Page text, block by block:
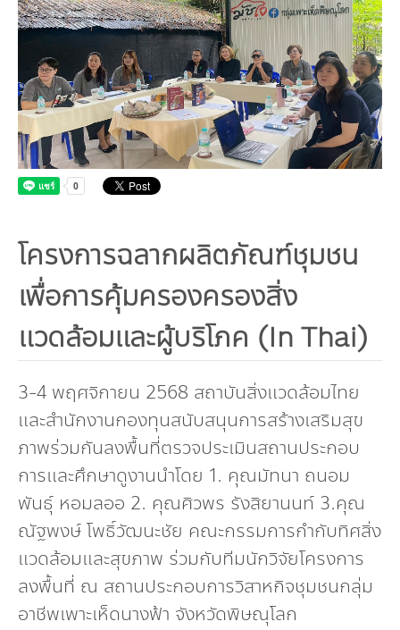
Executive Board of Directors
Management Team
Staff
Our Way
Annual Report | Statements Report
Green Office
Awards and Honors
Funds
Dr. Dhira Phanthumavanich Fund
Global Warming and Health Fund
Industrial Pollution
Livable City/Community
Municipal waste-Food Waste
Plastic Waste
PM2.5 Pollution
Sustainable Consumption and Production
Green Label
Eco-labels
Environmental Friendly Services
Green Procurement
Natural Resources
Land Resources
Marine and Coastal Resources
Climate Change
Climate Mitigation
Environmental Capacity Development
Environmental Study
Environmental Policy and Plan
TBCSD
Infographic | Poster
Video Clip
Publications
Our Activities
Environment News
GET INVOLVED
Jobs
Internships
CONTACT US
โครงการฉลากผลิตภัณฑ์ชุมชน
เพื่อการคุ้มครองครองสิ่ง
แวดล้อมและผู้บริโภค (In Thai)
3-4 พฤศจิกายน 2568 สถาบันสิ่งแวดล้อมไทย
และสำนักงานกองทุนสนับสนุนการสร้างเสริมสุข
ภาพร่วมกันลงพื้นที่ตรวจประเมินสถานประกอบ
การและศึกษาดูงานนำโดย 1. คุณมัทนา ถนอม
พันธุ์ หอมลออ 2. คุณศิวพร รังสิยานนท์ 3.คุณ
ณัฐพงษ์ โพธิ์วัฒนะชัย คณะกรรมการกำกับทิศสิ่ง
แวดล้อมและสุขภาพ ร่วมกับทีมนักวิจัยโครงการ
ลงพื้นที่ ณ สถานประกอบการวิสาหกิจชุมชนกลุ่ม
อาชีพเพาะเห็ดนางฟ้า จังหวัดพิษณุโลก